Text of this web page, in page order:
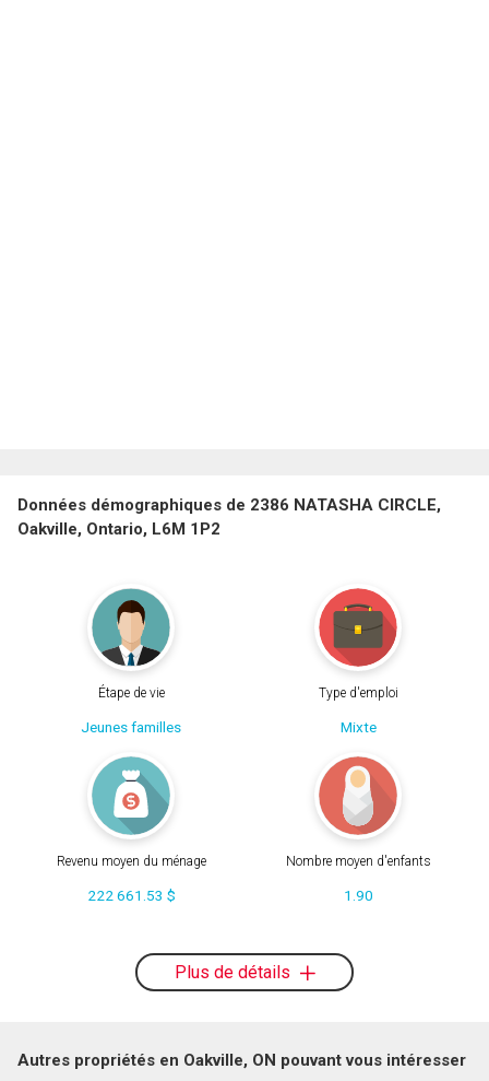
Données démographiques de 2386 NATASHA CIRCLE,
Oakville, Ontario, L6M 1P2
Étape de vie
Jeunes familles
Type d'emploi
Mixte
Revenu moyen du ménage
222 661.53 $
Nombre moyen d'enfants
1.90
Plus de détails
Autres propriétés en Oakville, ON pouvant vous intéresser